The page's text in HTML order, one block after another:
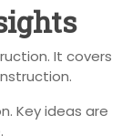
It covers
Key ideas are